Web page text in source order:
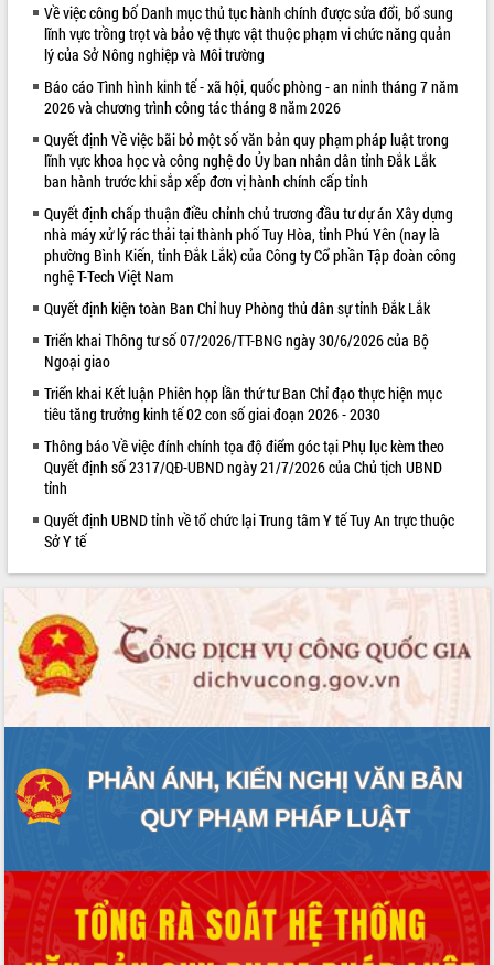
VIDEO
Loading the player...
Trailer Lễ hội Sầu riêng Đắk Lắk năm
2026
Khám bệnh, cấp phát thuốc miễn phí
và tặng quà người dân xã Cư Pui
Hội nghị UBND tỉnh Đắk Lắk thường kỳ
tháng 7/2026
Lễ truy tặng danh hiệu “Bà Mẹ Việt
Nam Anh hùng” và trao Huân chương
Lao động
UBND tỉnh Đắk Lắk triển khai nhiệm
vụ 6 tháng cuối năm 2026
Kỳ họp thứ Hai, Hội đồng nhân dân
tỉnh khóa XI quyết nghị nhiều nội dung
quan trọng
Bí thư Tỉnh ủy Lương Nguyễn Minh
Triết thăm, tặng quà người có công với
phát triển mới
Thường trực HĐND tỉnh Đắk Lắk gặp
mặt Đoàn chuyên gia y tế TP. Hồ Chí
Minh
Lễ truy điệu và an táng hài cốt liệt sĩ
Bàn giải pháp tháo gỡ khó khăn trong
xuất khẩu sầu riêng và triển khai quy
định EUDR
trường Nguyễn Hoàng Hiệp khảo sát
vùng trồng và doanh nghiệp đóng gói
sầu riêng tại Đắk Lắk
Trình diễn nghệ thuật chế biến các
ALBUM ẢNH
Về việc công bố Danh mục thủ tục hành chính được sửa đổi, bổ sung
lĩnh vực trồng trọt và bảo vệ thực vật thuộc phạm vi chức năng quản
lý của Sở Nông nghiệp và Môi trường
Báo cáo Tình hình kinh tế - xã hội, quốc phòng - an ninh tháng 7 năm
2026 và chương trình công tác tháng 8 năm 2026
Quyết định Về việc bãi bỏ một số văn bản quy phạm pháp luật trong
lĩnh vực khoa học và công nghệ do Ủy ban nhân dân tỉnh Đắk Lắk
ban hành trước khi sắp xếp đơn vị hành chính cấp tỉnh
Quyết định chấp thuận điều chỉnh chủ trương đầu tư dự án Xây dựng
nhà máy xử lý rác thải tại thành phố Tuy Hòa, tỉnh Phú Yên (nay là
phường Bình Kiến, tỉnh Đắk Lắk) của Công ty Cổ phần Tập đoàn công
nghệ T-Tech Việt Nam
Quyết định kiện toàn Ban Chỉ huy Phòng thủ dân sự tỉnh Đắk Lắk
Triển khai Thông tư số 07/2026/TT-BNG ngày 30/6/2026 của Bộ
Ngoại giao
Triển khai Kết luận Phiên họp lần thứ tư Ban Chỉ đạo thực hiện mục
tiêu tăng trưởng kinh tế 02 con số giai đoạn 2026 - 2030
Thông báo Về việc đính chính tọa độ điểm góc tại Phụ lục kèm theo
Quyết định số 2317/QĐ-UBND ngày 21/7/2026 của Chủ tịch UBND
tỉnh
Quyết định UBND tỉnh về tổ chức lại Trung tâm Y tế Tuy An trực thuộc
Sở Y tế